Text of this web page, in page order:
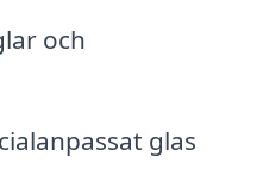
och
glas